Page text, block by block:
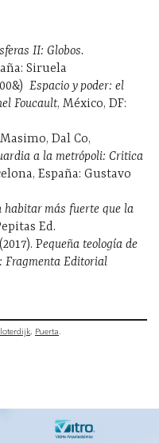
II: Globos.
Siruela
Espacio y poder: el
Foucault, México, DF:
Dal Co,
a la metrópoli: Critica
España: Gustavo
habitar más fuerte que la
Ed.
Pequeña teología de
Fragmenta Editorial
Puerta